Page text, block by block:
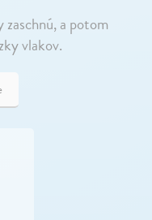
a potom
vlakov.